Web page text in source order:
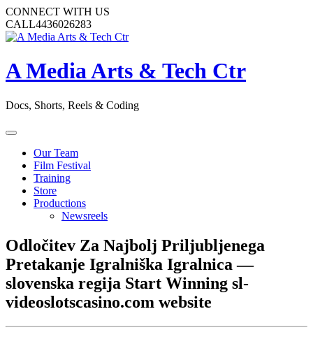
Skip
to
content
CONNECT WITH US
CALL4436026283
A Media Arts & Tech Ctr
Docs, Shorts, Reels & Coding
Open
ButtonOur Team
Film Festival
Training
Store
Productions
Newsreels
Close
Button
Odločitev Za Najbolj Priljubljenega
Pretakanje Igralniška Igralnica —
slovenska regija Start Winning sl-
videoslotscasino.com website